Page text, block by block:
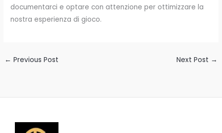
documentarci e optare con attenzione per ottimizzare la
nostra esperienza di gioco.
← Previous Post Next Post →